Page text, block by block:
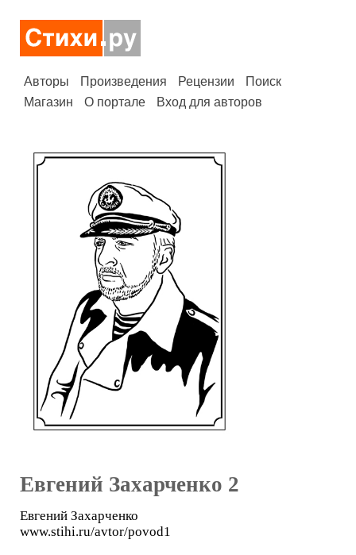
Авторы Произведения Рецензии
Поиск
Магазин
О портале Вход для авторов
Евгений Захарченко 2
Евгений Захарченко
www.stihi.ru/avtor/povod1